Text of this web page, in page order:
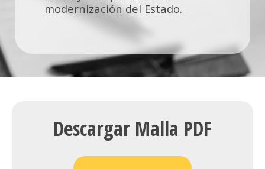
modernización del Estado.
Descargar Malla PDF